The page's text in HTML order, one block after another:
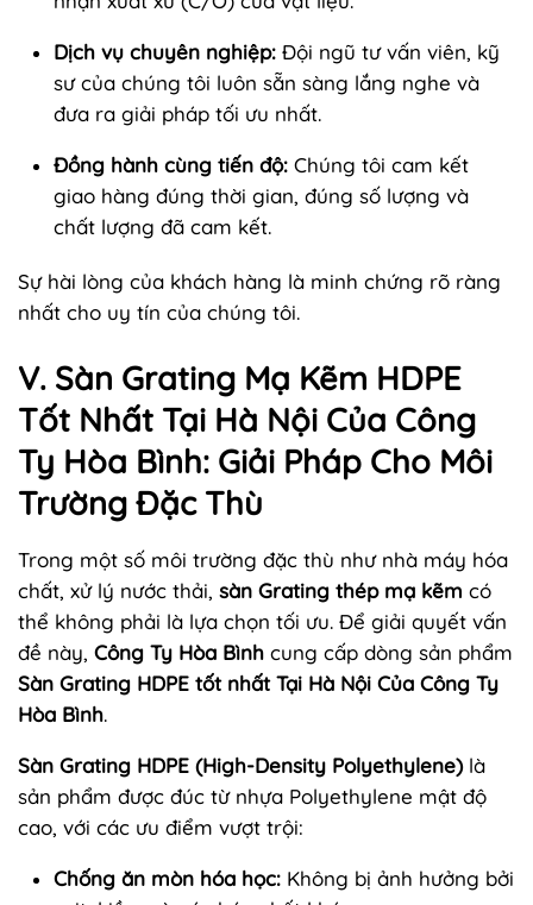
Dịch vụ chuyên nghiệp: Đội ngũ tư vấn viên, kỹ
sư của chúng tôi luôn sẵn sàng lắng nghe và
đưa ra giải pháp tối ưu nhất.
Đồng hành cùng tiến độ: Chúng tôi cam kết
giao hàng đúng thời gian, đúng số lượng và
chất lượng đã cam kết.
Sự hài lòng của khách hàng là minh chứng rõ ràng
nhất cho uy tín của chúng tôi.
V. Sàn Grating Mạ Kẽm HDPE
Tốt Nhất Tại Hà Nội Của Công
Ty Hòa Bình: Giải Pháp Cho Môi
Trường Đặc Thù
Trong một số môi trường đặc thù như nhà máy hóa
chất, xử lý nước thải, sàn Grating thép mạ kẽm có
thể không phải là lựa chọn tối ưu. Để giải quyết vấn
đề này, Công Ty Hòa Bình cung cấp dòng sản phẩm
Sàn Grating HDPE tốt nhất Tại Hà Nội Của Công Ty
Hòa Bình.
Sàn Grating HDPE (High-Density Polyethylene)là
sản phẩm được đúc từ nhựa Polyethylene mật độ
cao, với các ưu điểm vượt trội:
Chống ăn mòn hóa học: Không bị ảnh hưởng bởi